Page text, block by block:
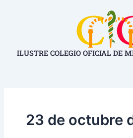
ILUSTRE COLEGIO OFICIAL DE
23 de octubre